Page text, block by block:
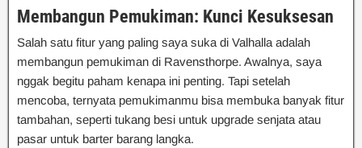
Membangun Pemukiman: Kunci Kesuksesan
Salah satu fitur yang paling saya suka di Valhalla adalah
membangun pemukiman di Ravensthorpe. Awalnya, saya
nggak begitu paham kenapa ini penting. Tapi setelah
mencoba, ternyata pemukimanmu bisa membuka banyak fitur
tambahan, seperti tukang besi untuk upgrade senjata atau
pasar untuk barter barang langka.